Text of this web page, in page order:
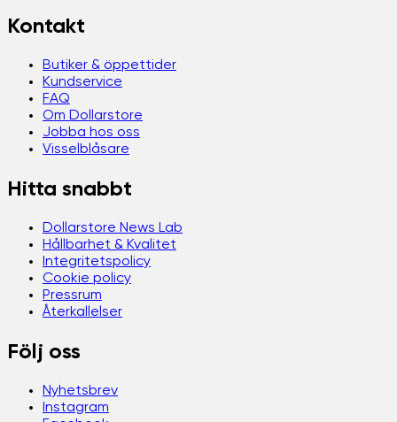
Kontakt
Butiker & öppettider
Kundservice
FAQ
Om Dollarstore
Jobba hos oss
Visselblåsare
Hitta snabbt
Dollarstore News Lab
Hållbarhet & Kvalitet
Integritetspolicy
Cookie policy
Pressrum
Återkallelser
Följ oss
Nyhetsbrev
Instagram